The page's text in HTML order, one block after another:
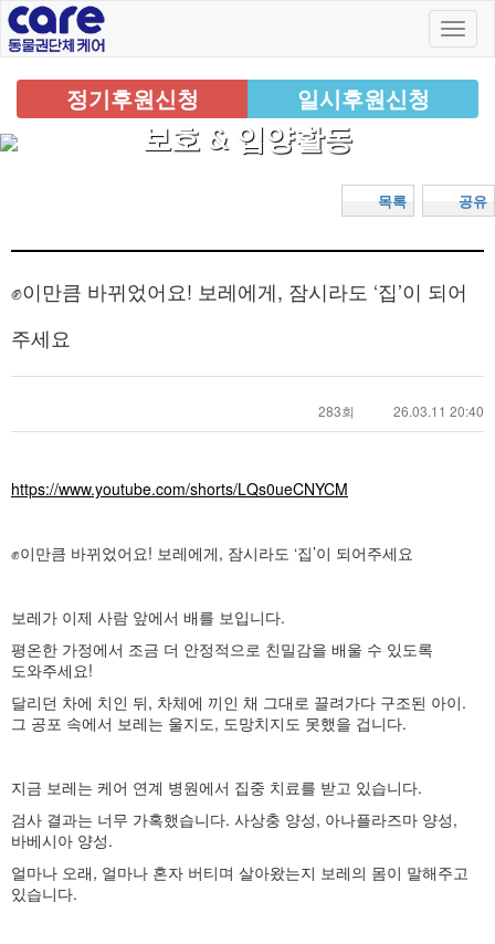
정기후원신청 일시후원신청
보호 & 입양활동
공유
목록
✊️이만큼 바뀌었어요! 보레에게, 잠시라도 ‘집’이 되어
주세요
283회 26.03.11 20:40
https://www.youtube.com/shorts/LQs0ueCNYCM
✊️이만큼 바뀌었어요! 보레에게, 잠시라도 ‘집’이 되어주세요
보레가 이제 사람 앞에서 배를 보입니다.
평온한 가정에서 조금 더 안정적으로 친밀감을 배울 수 있도록
도와주세요!
달리던 차에 치인 뒤, 차체에 끼인 채 그대로 끌려가다 구조된 아이.
그 공포 속에서 보레는 울지도, 도망치지도 못했을 겁니다.
지금 보레는 케어 연계 병원에서 집중 치료를 받고 있습니다.
검사 결과는 너무 가혹했습니다. 사상충 양성, 아나플라즈마 양성,
바베시아 양성.
얼마나 오래, 얼마나 혼자 버티며 살아왔는지 보레의 몸이 말해주고
있습니다.